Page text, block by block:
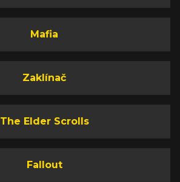
Mafia
Zaklínač
The Elder Scrolls
Fallout